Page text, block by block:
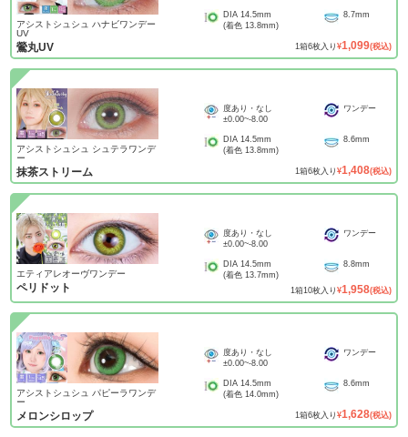
アシストシュシュ ハナビワンデー
UV
鶯丸UV
DIA 14.5mm
(着色 13.8mm)
8.7mm
1箱6枚入り ¥1,099(税込)
アシストシュシュ シュテラワンデ
ー
抹茶ストリーム
度あり・なし
±0.00~-8.00
ワンデー
DIA 14.5mm
(着色 13.8mm)
8.6mm
1箱6枚入り ¥1,408(税込)
エティアレオーヴワンデー
ペリドット
度あり・なし
±0.00~-8.00
ワンデー
DIA 14.5mm
(着色 13.7mm)
8.8mm
1箱10枚入り ¥1,958(税込)
アシストシュシュ パピーラワンデ
ー
メロンシロップ
度あり・なし
±0.00~-8.00
ワンデー
DIA 14.5mm
(着色 14.0mm)
8.6mm
1箱6枚入り ¥1,628(税込)